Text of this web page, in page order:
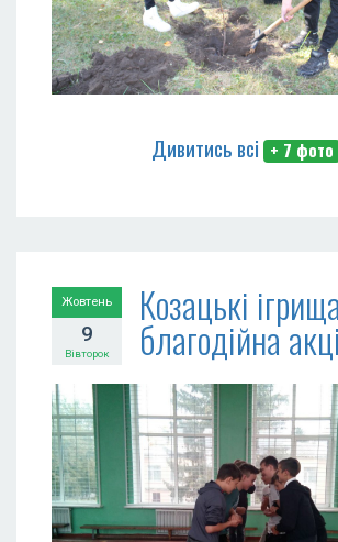
Дивитись всі + 7 фото
Жовтень
9
Вівторок
Козацькі
благодійна